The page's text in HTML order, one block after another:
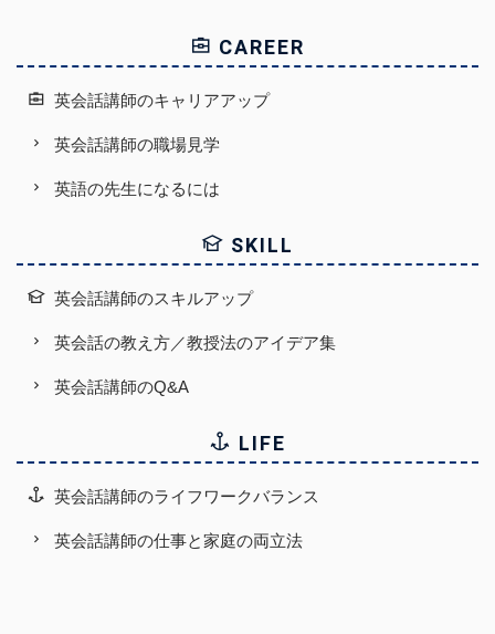
CAREER
英会話講師のキャリアアップ
英会話講師の職場見学
英語の先生になるには
SKILL
英会話講師のスキルアップ
英会話の教え方／教授法のアイデア集
英会話講師のQ&A
LIFE
英会話講師のライフワークバランス
英会話講師の仕事と家庭の両立法